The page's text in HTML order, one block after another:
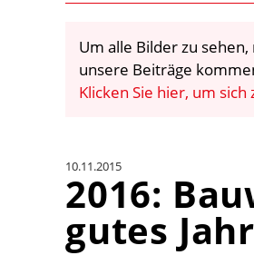
Um alle Bilder zu
unsere Beiträge
Klicken Sie hier, um
10.11.2015
2016:
gutes Jahr